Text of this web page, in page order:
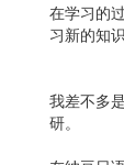
在学习的
习新的知
我差不多
研。